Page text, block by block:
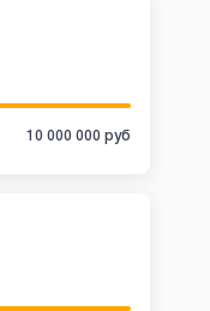
10 000 000 руб